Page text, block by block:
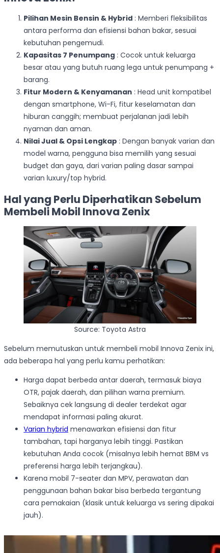
Pilihan Mesin Bensin & Hybrid : Memberi fleksibilitas
antara performa dan efisiensi bahan bakar, sesuai
kebutuhan pengemudi.
Kapasitas 7 Penumpang : Cocok untuk keluarga
besar atau yang butuh ruang lega untuk penumpang +
barang.
Fitur Modern & Kenyamanan : Head unit kompatibel
dengan smartphone, Wi-Fi, fitur keselamatan dan
hiburan canggih; membuat perjalanan jadi lebih
nyaman dan aman.
Nilai Jual & Opsi Lengkap : Dengan banyak varian dan
model warna, pengguna bisa memilih yang sesuai
budget dan gaya, dari varian paling dasar sampai
varian luxury/top hybrid.
Hal yang Perlu Diperhatikan Sebelum
Membeli Mobil Innova Zenix
Source: Toyota Astra
Sebelum memutuskan untuk membeli mobil Innova Zenix ini,
ada beberapa hal yang perlu kamu perhatikan:
Harga dapat berbeda antar daerah, termasuk biaya
OTR, pajak daerah, dan pilihan warna premium.
Sebaiknya cek langsung di dealer terdekat agar
mendapat informasi paling akurat.
Varian hybrid menawarkan efisiensi dan fitur
tambahan, tapi harganya lebih tinggi. Pastikan
kebutuhan Anda cocok (misalnya lebih hemat BBM vs
preferensi harga lebih terjangkau).
Karena mobil 7-seater dan MPV, perawatan dan
penggunaan bahan bakar bisa berbeda tergantung
cara pemakaian (klasik untuk keluarga vs sering dipakai
jauh).